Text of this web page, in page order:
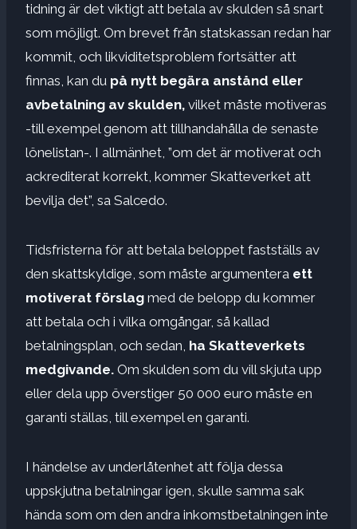
tidning är det viktigt att betala av skulden så snart
som möjligt. Om brevet från statskassan redan har
kommit, och likviditetsproblem fortsätter att
finnas, kan du på nytt begära anstånd eller
avbetalning av skulden, vilket måste motiveras
-till exempel genom att tillhandahålla de senaste
lönelistan-. I allmänhet, ”om det är motiverat och
ackrediterat korrekt, kommer Skatteverket att
bevilja det”, sa Salcedo.
Tidsfristerna för att betala beloppet fastställs av
den skattskyldige, som måste argumentera ett
motiverat förslag med de belopp du kommer
att betala och i vilka omgångar, så kallad
betalningsplan, och sedan, ha Skatteverkets
medgivande. Om skulden som du vill skjuta upp
eller dela upp överstiger 50 000 euro måste en
garanti ställas, till exempel en garanti.
I händelse av underlåtenhet att följa dessa
uppskjutna betalningar igen, skulle samma sak
hända som om den andra inkomstbetalningen inte